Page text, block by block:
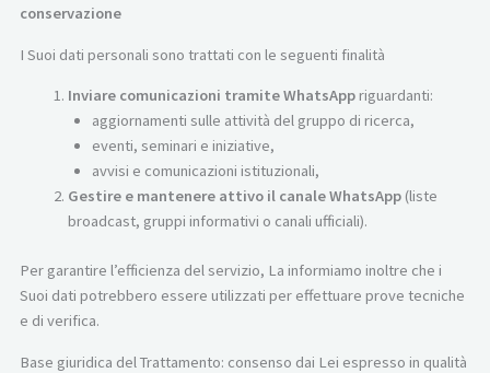
conservazione
I Suoi dati personali sono trattati con le seguenti finalità
Inviare comunicazioni tramite WhatsAppriguardanti:
aggiornamenti sulle attività del gruppo di ricerca,
eventi, seminari e iniziative,
avvisi e comunicazioni istituzionali,
Gestire e mantenere attivo il canale WhatsApp(liste
broadcast, gruppi informativi o canali ufficiali).
Per garantire l’efficienza del servizio, La informiamo inoltre che i
Suoi dati potrebbero essere utilizzati per effettuare prove tecniche
e di verifica.
Base giuridica del Trattamento: consenso dai Lei espresso in qualità